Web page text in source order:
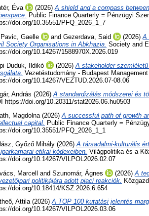
Éva
(2026) A shield and a compass
Public Finance Quarterly = Pénzügyi
doi.org/10.35551/PFQ_2026_1_7
Gaelle
and Gezerdava, Said (2026) A
Society Organisations in Abkhazia. Society and
doi.org/10.14267/1588970X.2026.019
Duduk, Ildikó
(2026)A stakeholder-
Vezetéstudomány - Budapest
doi.org/10.14267/VEZTUD.2026.07-08.06
András (2026)A standardizálás módszerei és
https://doi.org/10.20311/stat2026.06.hu0503
Magdolna(2026)A successful path of growth
capital. Public Finance Quarterly =
doi.org/10.35551/PFQ_2026_1_1
Győző Mihály (2026) A társadalmi-kulturális
etikai kódexeiben. Világpolitika és a
doi.org/10.14267/VILPOL2026.02.07
Marcell and Szunomár, Ágnes (2026) A
politikájára adott piaci reakciók.
doi.org/10.18414/KSZ.2026.6.654
Attila(2026)A TOP 100 kutatási jelentés
doi.org/10.14267/VILPOL2026.03.06